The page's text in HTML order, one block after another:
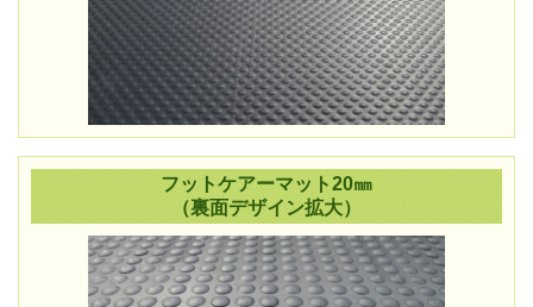
フットケアーマット20㎜
（裏面デザイン拡大）